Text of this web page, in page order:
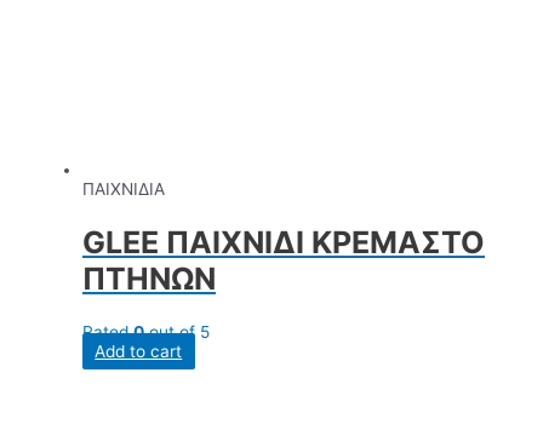
ΠΑΙΧΝΙΔΙΑ
GLEE ΠΑΙΧΝΙΔΙ ΚΡΕΜΑΣΤΟ
ΠΤΗΝΩΝ
Rated0out of 5
Add to cart